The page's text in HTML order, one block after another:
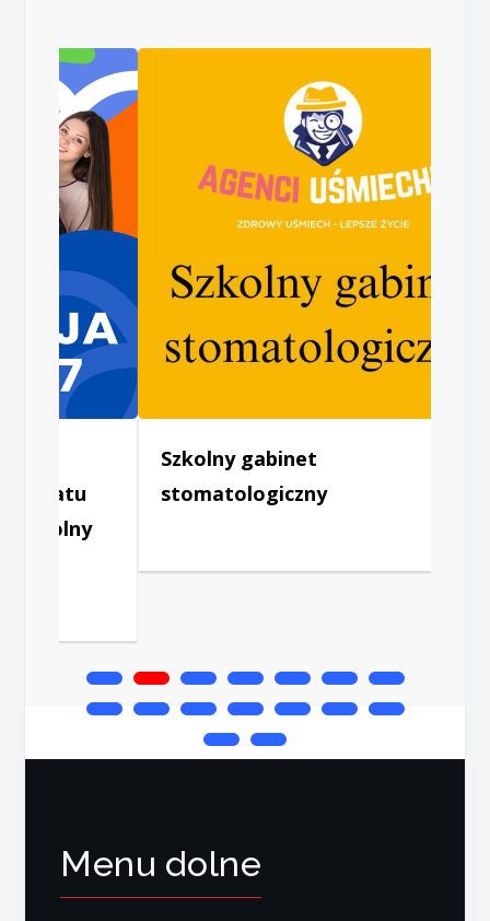
Szkolny gabinet
stomatologiczny
Menu dolne